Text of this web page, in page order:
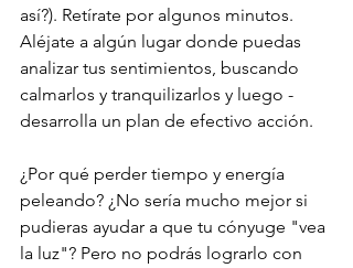
así?). Retírate por algunos minutos.
Aléjate a algún lugar donde puedas
analizar tus sentimientos, buscando
calmarlos y tranquilizarlos y luego -
desarrolla un plan de efectivo acción.
¿Por qué perder tiempo y energía
peleando? ¿No sería mucho mejor si
pudieras ayudar a que tu cónyuge "vea
la luz"? Pero no podrás lograrlo con